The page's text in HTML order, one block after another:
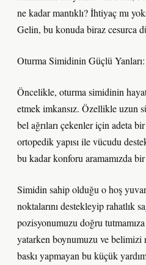
ne kadar mantıklı? İhtiyaç mı
Gelin, bu konuda biraz cesurca
Oturma Simidinin Güçlü Yanları:
Öncelikle, oturma simidinin
etmek imkansız. Özellikle uzun
bel ağrıları çekenler için adeta
ortopedik yapısı ile vücudu
bu kadar konforu aramamızda
Simidin sahip olduğu o hoş
noktalarını destekleyip rahatlık
pozisyonumuzu doğru
yatarken boynumuzu ve belimizi
baskı yapmayan bu küçük